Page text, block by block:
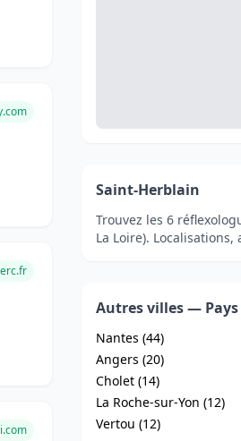
Saint-Herblain
Trouvez les 6
La Loire).
Autres villes — Pays
Nantes (44)
Angers (20)
Cholet (14)
La Roche-sur-Yon (12)
Vertou (12)